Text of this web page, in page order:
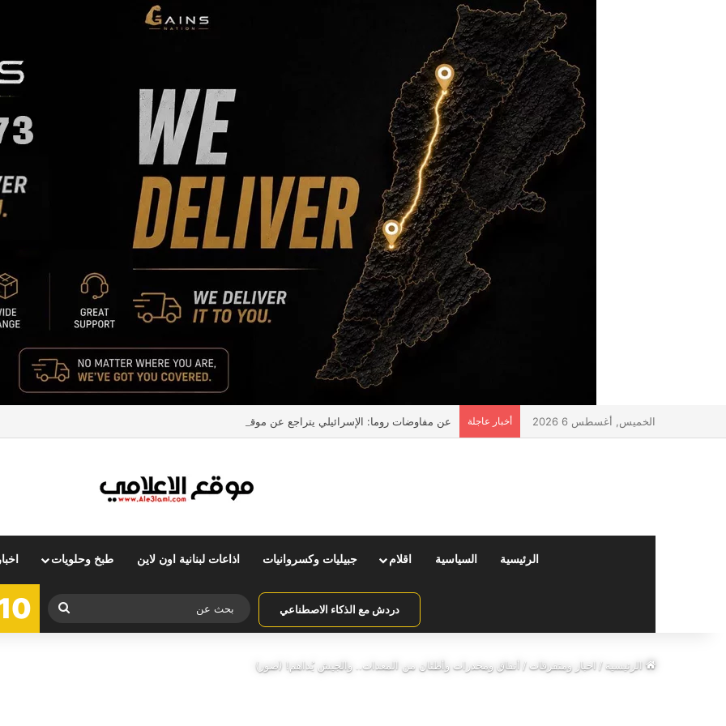
الخميس, أغسطس 6 2026 أخبار عاجلة عن مفاوضات روما: الإسرائيلي يتراجع عن موقفه… و”Fake news”
الرئيسية السياسية اقلام جبيليات وكسروانيات اذاعات لبنانية اون لاين طبخ وحلويات
دردش مع الذكاء الاصطناعي
بحث
عن
الرئيسية/ اخبار ومتفرقات/ أنفاق ومخدرات وأطنان من المعدات.. والجيش يُداهم! (صور)